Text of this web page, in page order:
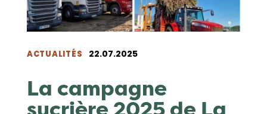
ACTUALITÉS 22.07.2025
La campagne